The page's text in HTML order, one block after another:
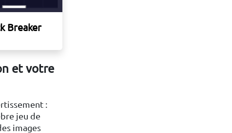
Breaker
et votre
:
jeu de
images